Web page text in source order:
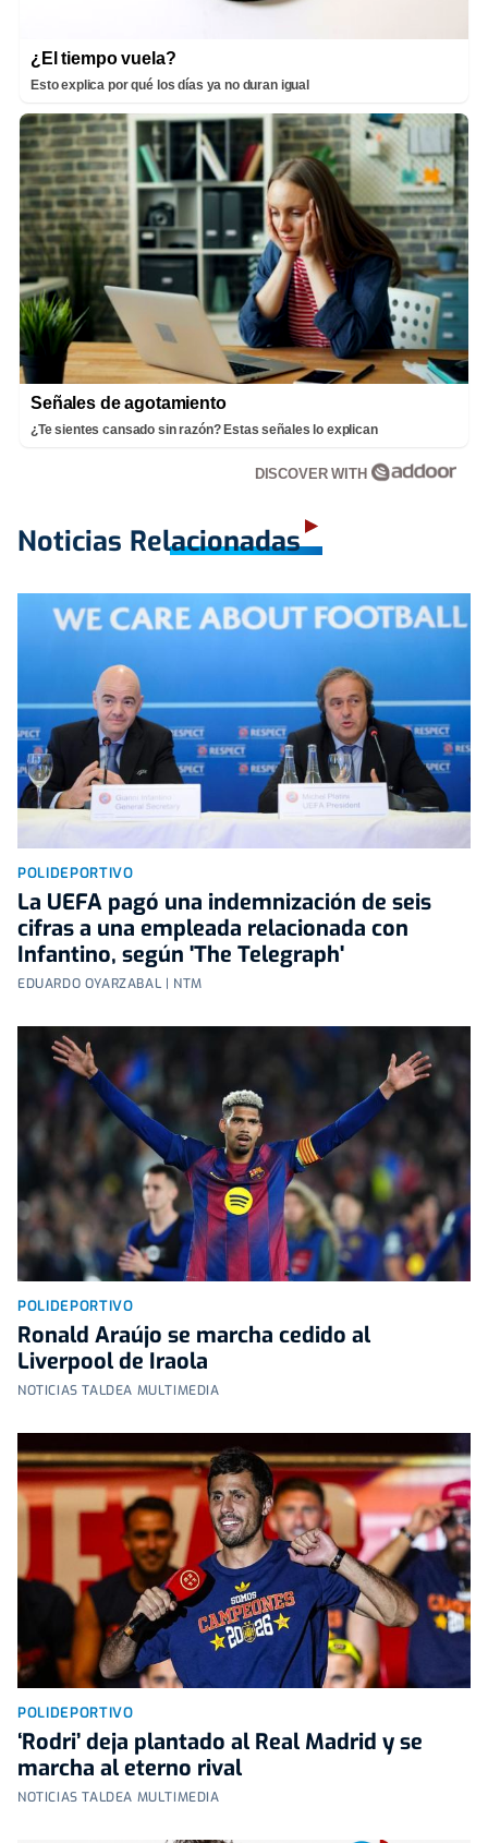
¿El tiempo vuela?
Esto explica por qué los días ya no duran igual
Señales de agotamiento
¿Te sientes cansado sin razón? Estas señales lo explican
DISCOVER WITH
Noticias Relacionadas
POLIDEPORTIVO
La UEFA pagó una indemnización de seis
cifras a una empleada relacionada con
Infantino, según 'The Telegraph'
EDUARDO OYARZABAL | NTM
POLIDEPORTIVO
Ronald Araújo se marcha cedido al
Liverpool de Iraola
NOTICIAS TALDEA MULTIMEDIA
POLIDEPORTIVO
‘Rodri’ deja plantado al Real Madrid y se
marcha al eterno rival
NOTICIAS TALDEA MULTIMEDIA